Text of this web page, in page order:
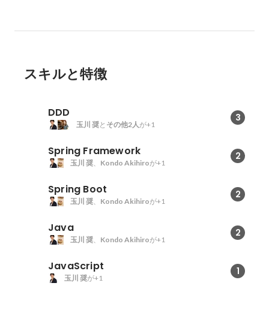
スキルと特徴
DDD 3
玉川 奨と その他2人 が+1
Spring Framework 2
玉川 奨 Kondo Akihiroが+1
Spring Boot 2
玉川 奨 Kondo Akihiroが+1
Java 2
玉川 奨 Kondo Akihiroが+1
JavaScript 1
玉川 奨が+1